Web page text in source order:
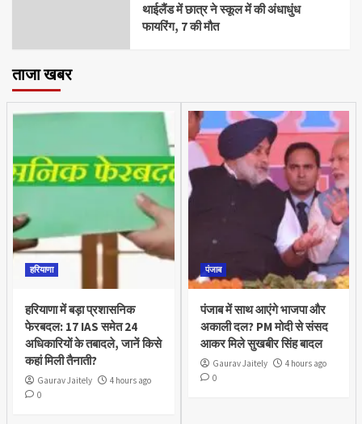
थाईलैंड में छात्र ने स्कूल में की अंधाधुंध
फायरिंग, 7 की मौत
ताजा खबर
हरियाणा
हरियाणा में बड़ा प्रशासनिक
फेरबदल: 17 IAS समेत 24
अधिकारियों के तबादले, जानें किसे
कहां मिली तैनाती?
Gaurav Jaitely
4 hours ago
0
पंजाब
पंजाब में साथ आएंगे भाजपा और
अकाली दल? PM मोदी से संसद
आकर मिले सुखबीर सिंह बादल
Gaurav Jaitely
4 hours ago
0